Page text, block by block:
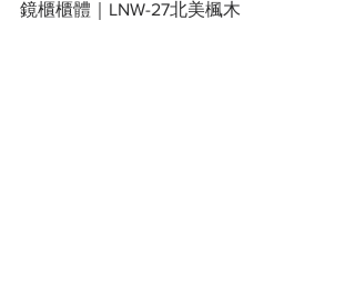
鏡櫃櫃體｜LNW-27北美楓木